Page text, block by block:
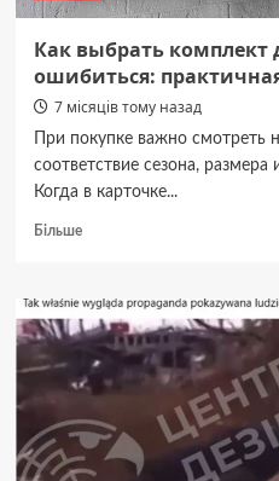
Как выбрать комплект
ошибиться:
7 місяців тому назад
При покупке важно смотреть
соответствие сезона, размера
Когда в карточке...
БільшеДокладніше
выбрать
комплект
для
авто
и
ошибиться:
практичная